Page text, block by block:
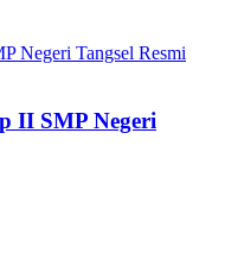
II SMP Negeri